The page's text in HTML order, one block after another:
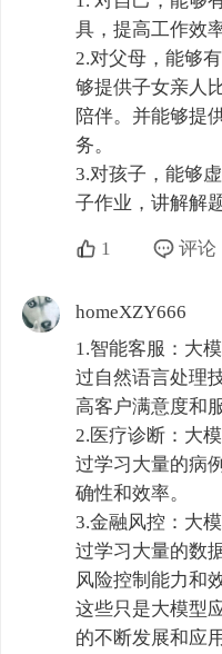
具，提高工作效
2.对父母，能够
够提供子女亲人
陪伴。并能够提
务。
3.对孩子，能够
子作业，讲解解
1 评论
homeXZY666
1.智能客服：大
过自然语言处理
高客户满意度和
2.医疗诊断：大
过学习大量的病
确性和效率。
3.金融风控：大
过学习大量的数
风险控制能力和
这些只是大模型
的不断发展和应